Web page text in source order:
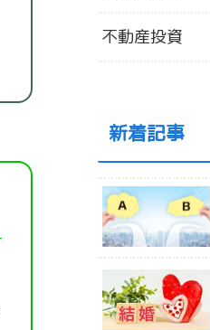
不動産投資
新着記事